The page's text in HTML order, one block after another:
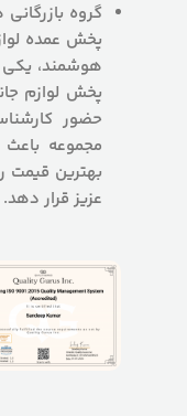
پخش عمده
هوشمند، یکی
پخش لوازم
حضور
مجموعه باعث
بهترین قیمت
عزیز قرار دهد.